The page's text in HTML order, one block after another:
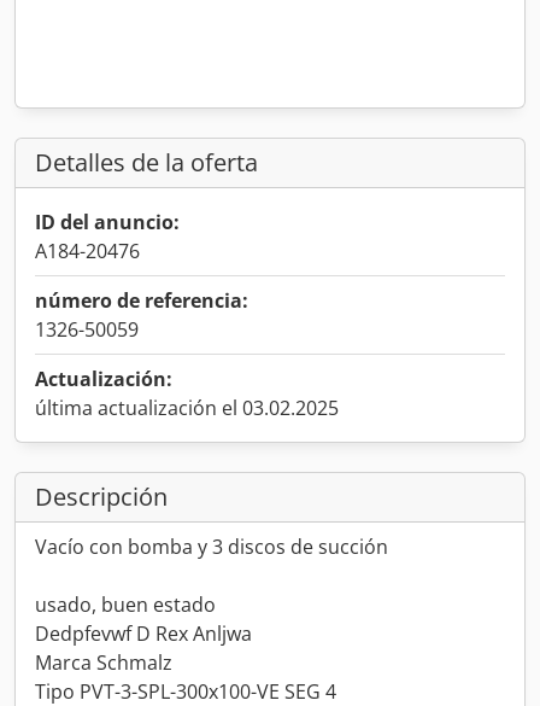
Detalles de la oferta
ID del anuncio:
A184-20476
número de referencia:
1326-50059
Actualización:
última actualización el 03.02.2025
Descripción
Vacío con bomba y 3 discos de succión
usado, buen estado
Dedpfevwf D Rex Anljwa
Marca Schmalz
Tipo PVT-3-SPL-300x100-VE SEG 4